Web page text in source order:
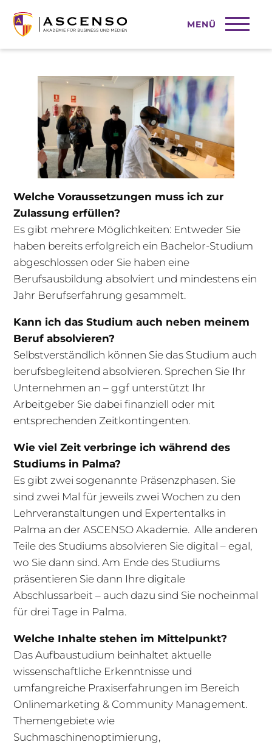
MENÜ
Online Marketing studieren
Welche Voraussetzungen muss ich zur
Zulassung erfüllen?
Es gibt mehrere Möglichkeiten: Entweder Sie
haben bereits erfolgreich ein Bachelor-Studium
abgeschlossen oder Sie haben eine
Berufsausbildung absolviert und mindestens ein
Jahr Berufserfahrung gesammelt.
Kann ich das Studium auch neben meinem
Beruf absolvieren?
Selbstverständlich können Sie das Studium auch
berufsbegleitend absolvieren. Sprechen Sie Ihr
Unternehmen an – ggf unterstützt Ihr
Arbeitgeber Sie dabei finanziell oder mit
entsprechenden Zeitkontingenten.
Wie viel Zeit verbringe ich während des
Studiums in Palma?
Es gibt zwei sogenannte Präsenzphasen. Sie
sind zwei Mal für jeweils zwei Wochen zu den
Lehrveranstaltungen und Expertentalks in
Palma an der ASCENSO Akademie. Alle anderen
Teile des Studiums absolvieren Sie digital – egal,
wo Sie dann sind. Am Ende des Studiums
präsentieren Sie dann Ihre digitale
Abschlussarbeit – auch dazu sind Sie nocheinmal
für drei Tage in Palma.
Welche Inhalte stehen im Mittelpunkt?
Das Aufbaustudium beinhaltet aktuelle
wissenschaftliche Erkenntnisse und
umfangreiche Praxiserfahrungen im Bereich
Onlinemarketing & Community Management.
Themengebiete wie
Suchmaschinenoptimierung,